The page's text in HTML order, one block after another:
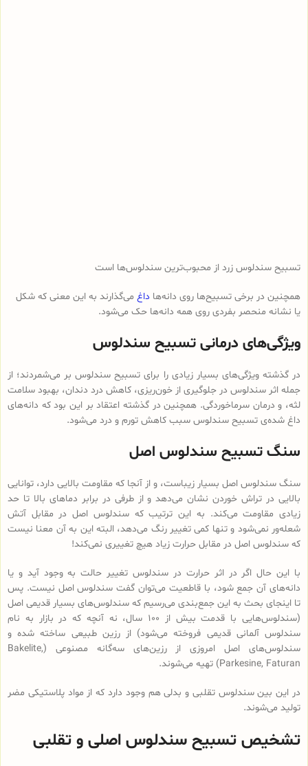
تسبیح سندلوس زرد از محبوب‌ترین سندلوس‌ها است
همچنین در برخی تسبیح‌ها روی دانه‌ها داغ می‌گذارند به این معنی که شکل
یا نشانه منحصر بفردی روی همه دانه‌ها حک می‌شود.
ویژگی‌های درمانی تسبیح سندلوس
در گذشته ویژگی‌های بسیار زیادی را برای تسبیح سندلوس بر می‌شمردند؛ از
جمله اثر سندلوس در جلوگیری از خون‌ریزی، کاهش درد دندان، بهبود سلامت
لثه، و درمان سرماخوردگی. همچنین در گذشته اعتقاد بر این بود که دانه‌های
داغ شده‌ی تسبیح سندلوس سبب کاهش تورم و درد می‌شود.
سنگ تسبیح سندلوس اصل
سنگ سندلوس اصل بسیار زیباست، و از آنجا که مقاومت بالایی دارد، توانایی
بالایی در تراش خوردن نشان می‌دهد و از طرفی در برابر دماهای بالا تا حد
زیادی مقاومت می‌کند. به این ترتیب که سندلوس اصل در مقابل آتش
شعله‌ور نمی‌شود و تنها کمی تغییر رنگ می‌دهد، البته این به آن معنا نیست
که سندلوس اصل در مقابل حرارت زیاد هیچ تغییری نمی‌کند!
با این حال اگر در اثر حرارت در سندلوس تغییر حالت به وجود آید و یا
دانه‌های آن جمع شود، با قاطعیت می‌توان گفت سندلوس اصل نیست. پس
تا اینجای بحث به این جمع‌بندی می‌رسیم که سندلوس‌های بسیار قدیمی اصل
(سندلوس‌هایی با قدمت بیش از 100 سال، نه آنچه که در بازار به نام
سندلوس آلمانی قدیمی فروخته می‌شود) از رزین طبیعی ساخته شده و
سندلوس‌‌های اصل امروزی از رزین‌های سه‌گانه مصنوعی (Bakelite,
Parkesine, Faturan) تهیه می‌شوند.
در این بین سندلوس تقلبی و بدلی هم وجود دارد که از مواد پلاستیکی مضر
تولید می‌شوند.
تشخیص تسبیح سندلوس اصلی و تقلبی